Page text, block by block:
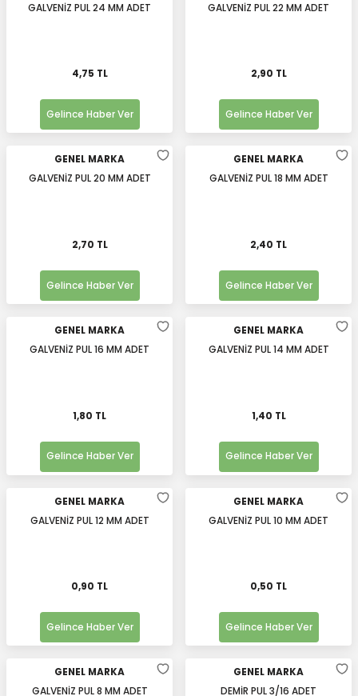
GALVENİZ PUL 24 MM ADET
4,75 TL
Gelince Haber Ver
GALVENİZ PUL 22 MM ADET
2,90 TL
Gelince Haber Ver
GENEL MARKA
GALVENİZ PUL 20 MM ADET
2,70 TL
Gelince Haber Ver
GENEL MARKA
GALVENİZ PUL 18 MM ADET
2,40 TL
Gelince Haber Ver
GENEL MARKA
GALVENİZ PUL 16 MM ADET
1,80 TL
Gelince Haber Ver
GENEL MARKA
GALVENİZ PUL 14 MM ADET
1,40 TL
Gelince Haber Ver
GENEL MARKA
GALVENİZ PUL 12 MM ADET
0,90 TL
Gelince Haber Ver
GENEL MARKA
GALVENİZ PUL 10 MM ADET
0,50 TL
Gelince Haber Ver
GENEL MARKA
GALVENİZ PUL 8 MM ADET
GENEL MARKA
DEMİR PUL 3/16 ADET